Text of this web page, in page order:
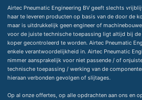
Airtec Pneumatic Engineering BV geeft slechts
haar te leveren producten op basis van de door de
maar is uitdrukkelijk geen engineer of
voor de juiste technische toepassing ligt altijd bij
koper gecontroleerd te worden. Airtec Pneumatic
enkele verantwoordelijkheid in. Airtec Pneumatic
nimmer aansprakelijk voor niet passende / of
technische toepassing / werking van de
hieraan verbonden gevolgen of slijtages.
Op al onze offertes, op alle opdrachten aan ons en